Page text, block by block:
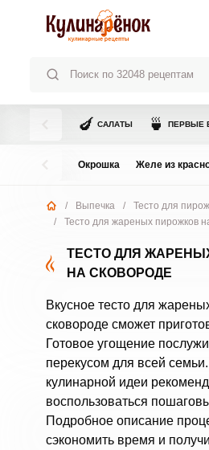
🍆 САЛАТЫ 🍵 ПЕРВЫЕ
Окрошка Желе из
/ Выпечка /
Тесто для
/
Тесто для жареных пирожков
ТЕСТО ДЛЯ
НА СКОВОРОДЕ
Вкусное тесто для
сковороде сможет
Готовое угощение
перекусом для всей
кулинарной идеи
воспользоваться
Подробное описание
сэкономить время и